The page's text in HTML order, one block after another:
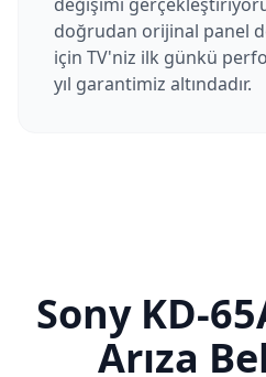
doğrudan orijinal panel
için TV'niz ilk günkü
yıl garantimiz altındadır.
Sony KD-
Arıza